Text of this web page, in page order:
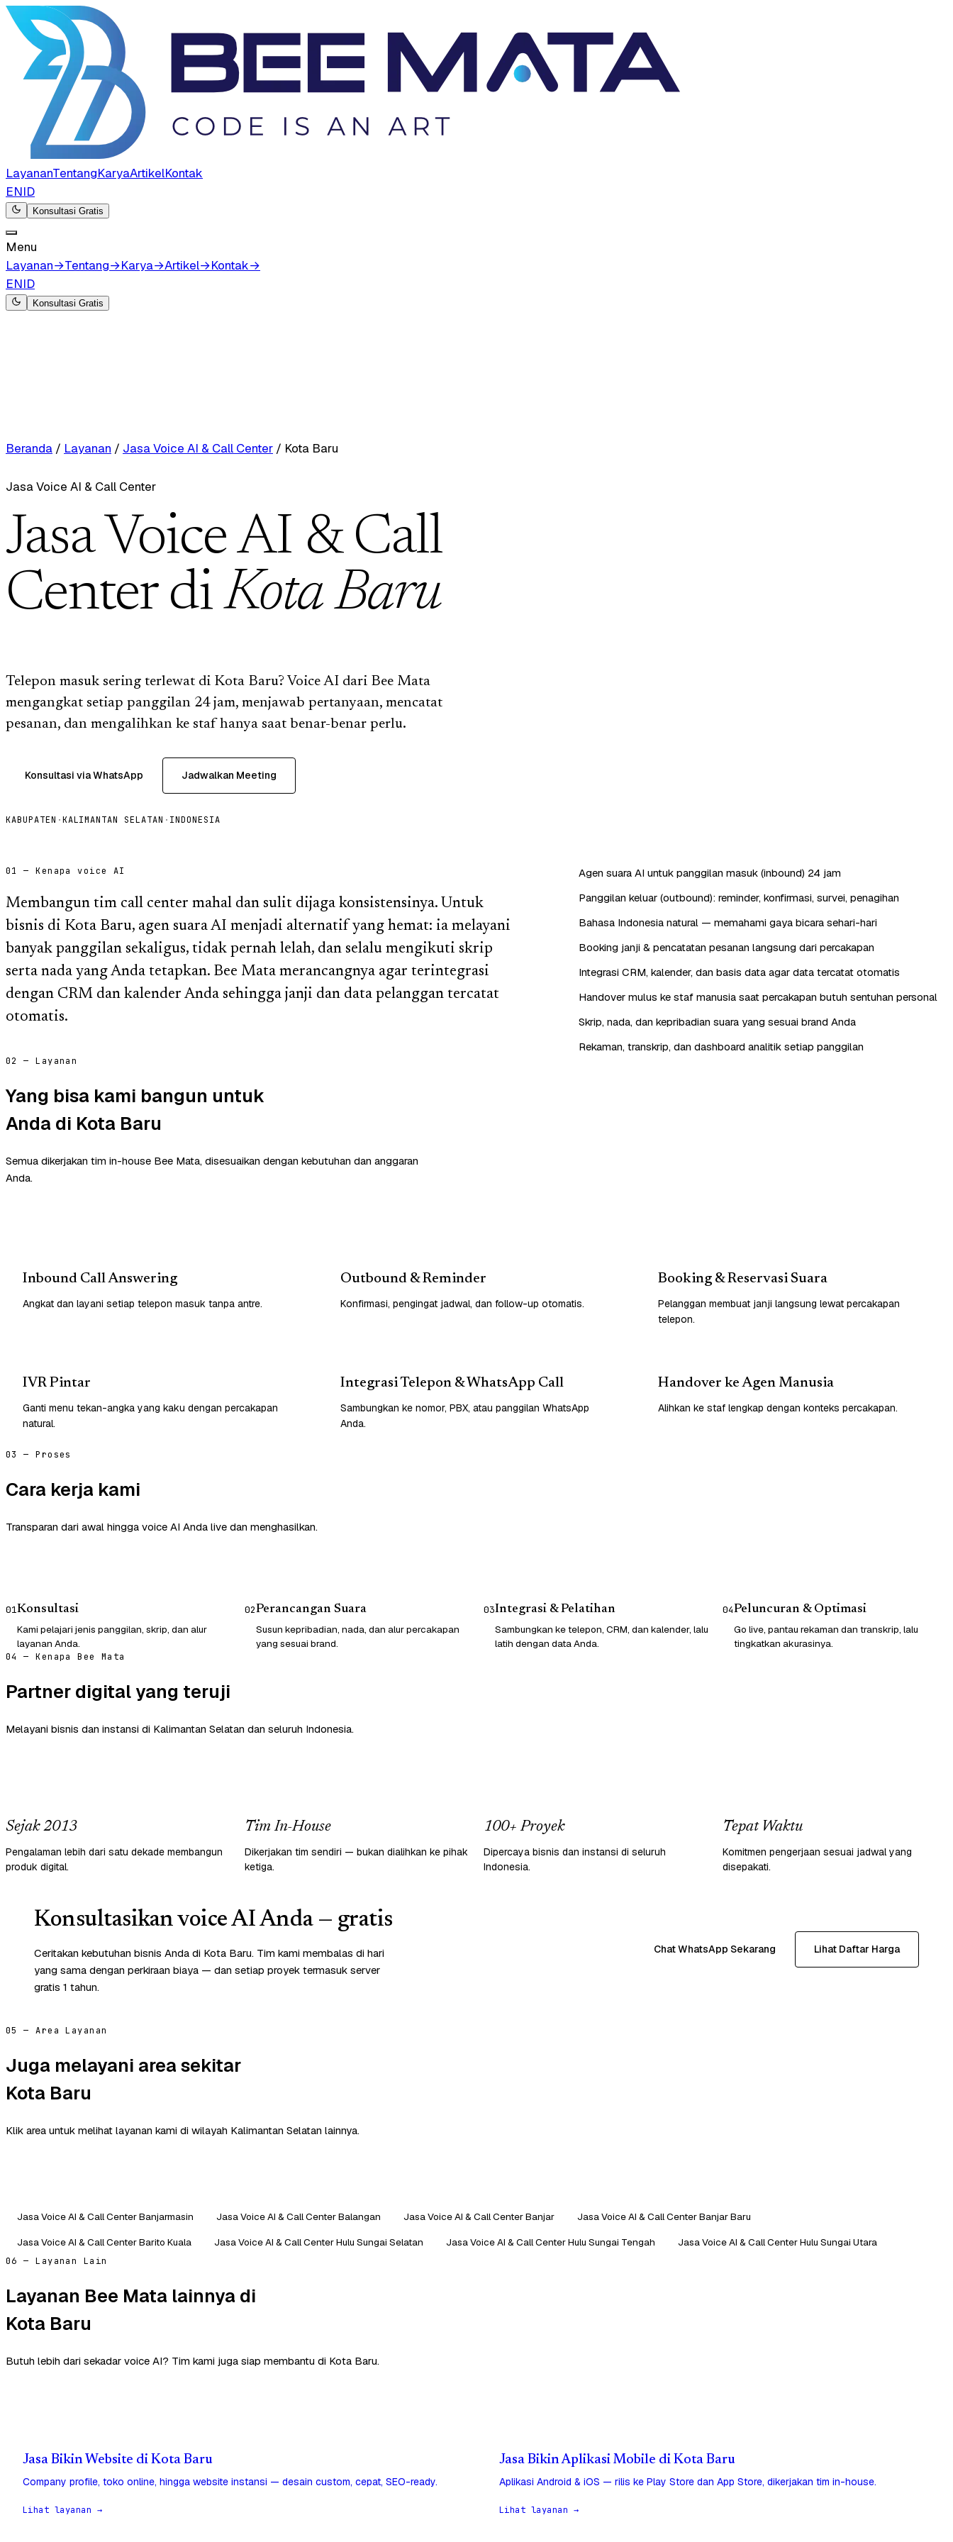
LayananTentangKaryaArtikelKontak
ENID
Konsultasi Gratis
Menu
Layanan→Tentang→Karya→Artikel→Kontak→
ENID
Konsultasi Gratis
Beranda / Layanan / Jasa Voice AI & Call Center / Kota Baru
Jasa Voice AI & Call Center
Jasa Voice AI & Call
Center diKota Baru
Telepon masuk sering terlewat di Kota Baru? Voice AI dari Bee Mata
mengangkat setiap panggilan 24 jam, menjawab pertanyaan, mencatat
pesanan, dan mengalihkan ke staf hanya saat benar-benar perlu.
Konsultasi via WhatsApp Jadwalkan Meeting
KABUPATEN ·KALIMANTAN SELATAN · INDONESIA
01 — Kenapa voice AI
Membangun tim call center mahal dan sulit dijaga konsistensinya. Untuk
bisnis di Kota Baru, agen suara AI menjadi alternatif yang hemat: ia melayani
banyak panggilan sekaligus, tidak pernah lelah, dan selalu mengikuti skrip
serta nada yang Anda tetapkan. Bee Mata merancangnya agar terintegrasi
dengan CRM dan kalender Anda sehingga janji dan data pelanggan tercatat
otomatis.
Agen suara AI untuk panggilan masuk (inbound) 24 jam
Panggilan keluar (outbound): reminder, konfirmasi, survei, penagihan
Bahasa Indonesia natural — memahami gaya bicara sehari-hari
Booking janji & pencatatan pesanan langsung dari percakapan
Integrasi CRM, kalender, dan basis data agar data tercatat otomatis
Handover mulus ke staf manusia saat percakapan butuh sentuhan personal
Skrip, nada, dan kepribadian suara yang sesuai brand Anda
Rekaman, transkrip, dan dashboard analitik setiap panggilan
02 — Layanan
Yang bisa kami bangun untuk
Anda di Kota Baru
Semua dikerjakan tim in-house Bee Mata, disesuaikan dengan kebutuhan dan anggaran
Anda.
Inbound Call Answering
Angkat dan layani setiap telepon masuk tanpa antre.
Outbound & Reminder
Konfirmasi, pengingat jadwal, dan follow-up otomatis.
Booking & Reservasi Suara
Pelanggan membuat janji langsung lewat percakapan
telepon.
IVR Pintar
Ganti menu tekan-angka yang kaku dengan percakapan
natural.
Integrasi Telepon & WhatsApp Call
Sambungkan ke nomor, PBX, atau panggilan WhatsApp
Anda.
Handover ke Agen Manusia
Alihkan ke staf lengkap dengan konteks percakapan.
03 — Proses
Cara kerja kami
Transparan dari awal hingga voice AI Anda live dan menghasilkan.
01Konsultasi
Kami pelajari jenis panggilan, skrip, dan alur
layanan Anda.
02Perancangan Suara
Susun kepribadian, nada, dan alur percakapan
yang sesuai brand.
03Integrasi & Pelatihan
Sambungkan ke telepon, CRM, dan kalender, lalu
latih dengan data Anda.
04Peluncuran & Optimasi
Go live, pantau rekaman dan transkrip, lalu
tingkatkan akurasinya.
04 — Kenapa Bee Mata
Partner digital yang teruji
Melayani bisnis dan instansi di Kalimantan Selatan dan seluruh Indonesia.
Sejak 2013
Pengalaman lebih dari satu dekade membangun
produk digital.
Tim In-House
Dikerjakan tim sendiri — bukan dialihkan ke pihak
ketiga.
100+ Proyek
Dipercaya bisnis dan instansi di seluruh
Indonesia.
Tepat Waktu
Komitmen pengerjaan sesuai jadwal yang
disepakati.
Konsultasikan voice AI Anda — gratis
Ceritakan kebutuhan bisnis Anda di Kota Baru. Tim kami membalas di hari
yang sama dengan perkiraan biaya — dan setiap proyek termasuk server
gratis 1 tahun.
Chat WhatsApp Sekarang Lihat Daftar Harga
05 — Area Layanan
Juga melayani area sekitar
Kota Baru
Klik area untuk melihat layanan kami di wilayah Kalimantan Selatan lainnya.
Jasa Voice AI & Call Center Banjarmasin Jasa Voice AI & Call Center Balangan Jasa Voice AI & Call Center Banjar
Jasa Voice AI & Call Center Banjar Baru
Jasa Voice AI & Call Center Barito Kuala
Jasa Voice AI & Call Center Hulu Sungai Selatan Jasa Voice AI & Call Center Hulu Sungai Tengah Jasa Voice AI & Call Center Hulu Sungai Utara
06 — Layanan Lain
Layanan Bee Mata lainnya di
Kota Baru
Butuh lebih dari sekadar voice AI? Tim kami juga siap membantu di Kota Baru.
Jasa Bikin Website di Kota Baru
Company profile, toko online, hingga website instansi — desain custom, cepat, SEO-ready.
Lihat layanan →
Jasa Bikin Aplikasi Mobile di Kota Baru
Aplikasi Android & iOS — rilis ke Play Store dan App Store, dikerjakan tim in-house.
Lihat layanan →